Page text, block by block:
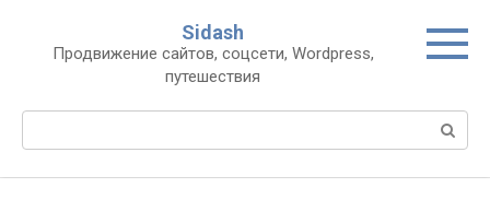
контенту
Sidash
Продвижение сайтов, соцсети, Wordpress,
путешествия